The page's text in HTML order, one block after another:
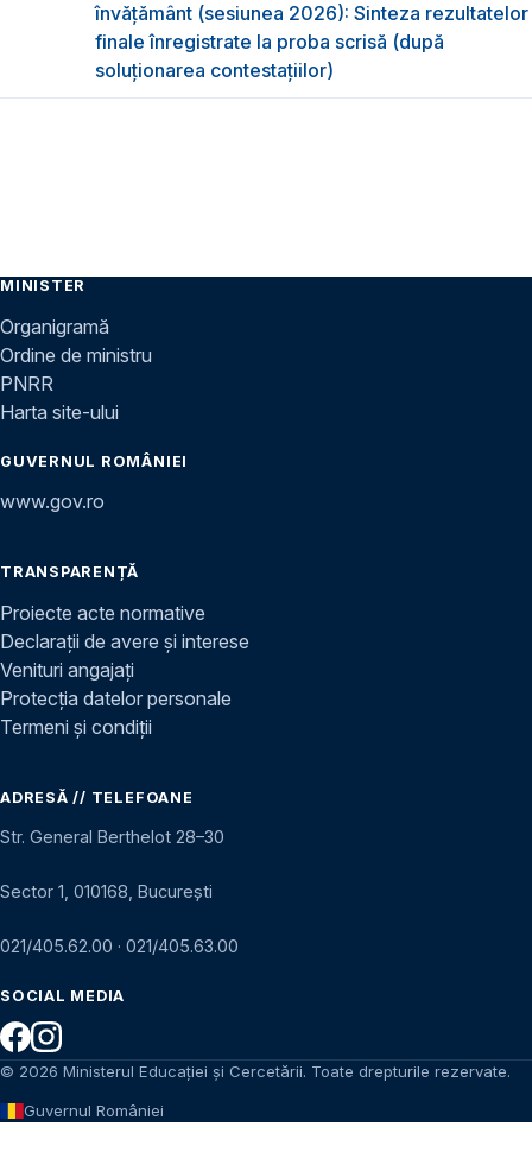
învățământ (sesiunea 2026): Sinteza rezultatelor
finale înregistrate la proba scrisă (după
soluționarea contestațiilor)
MINISTER
Organigramă
Ordine de ministru
PNRR
Harta site-ului
GUVERNUL ROMÂNIEI
www.gov.ro
TRANSPARENȚĂ
Proiecte acte normative
Declarații de avere și interese
Venituri angajați
Protecția datelor personale
Termeni și condiții
ADRESĂ // TELEFOANE
Str. General Berthelot 28–30
Sector 1, 010168, București
021/405.62.00 · 021/405.63.00
SOCIAL MEDIA
© 2026 Ministerul Educației și Cercetării. Toate drepturile rezervate.
Guvernul României